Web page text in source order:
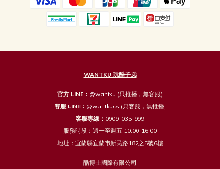
WANTKU 玩酷子弟
官方 LINE： @wantku (只推播，無客服)
客服 LINE： @wantkucs (只客服，無推播)
客服專線： 0909-035-999
服務時段：週一至週五 10:00-16:00
地址：宜蘭縣宜蘭市新民路182之5號6樓
酷博士國際有限公司